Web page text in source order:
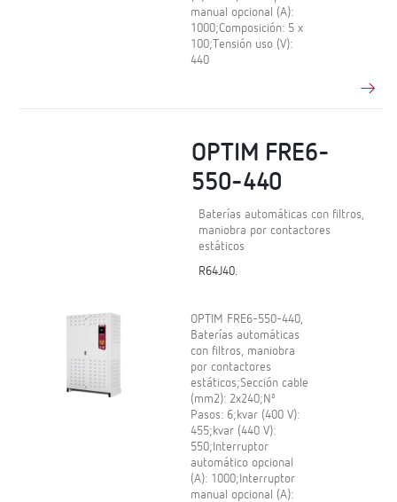
manual opcional (A):
1000;Composición: 5 x
100;Tensión uso (V):
440
OPTIM FRE6-
550-440
Baterías automáticas con filtros,
maniobra por contactores
estáticos
R64J40.
OPTIM FRE6-550-440,
Baterías automáticas
con filtros, maniobra
por contactores
estáticos;Sección cable
(mm2): 2x240;Nº
Pasos: 6;kvar (400 V):
455;kvar (440 V):
550;Interruptor
automático opcional
(A): 1000;Interruptor
manual opcional (A):